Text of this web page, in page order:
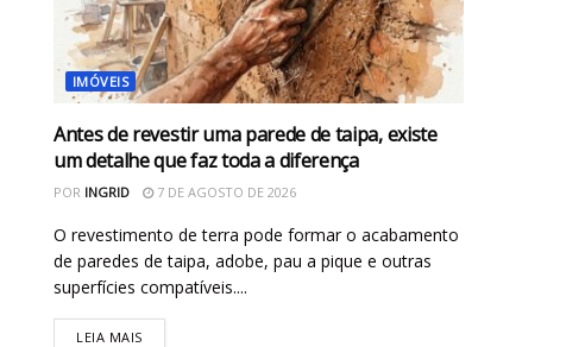
IMÓVEIS
Antes de revestir uma parede de taipa, existe
um detalhe que faz toda a diferença
POR INGRID 7 DE AGOSTO DE 2026
O revestimento de terra pode formar o acabamento
de paredes de taipa, adobe, pau a pique e outras
superfícies compatíveis....
LEIA MAIS